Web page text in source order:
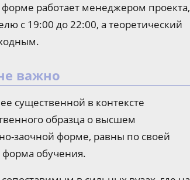
работает менеджером проекта,
с 19:00 до 22:00, а теоретический
важно
существенной в контексте
образца о высшем
заочной форме, равны по своей
форма обучения.